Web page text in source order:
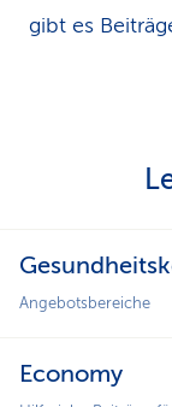
gibt es
Angebotsbereiche
Economy